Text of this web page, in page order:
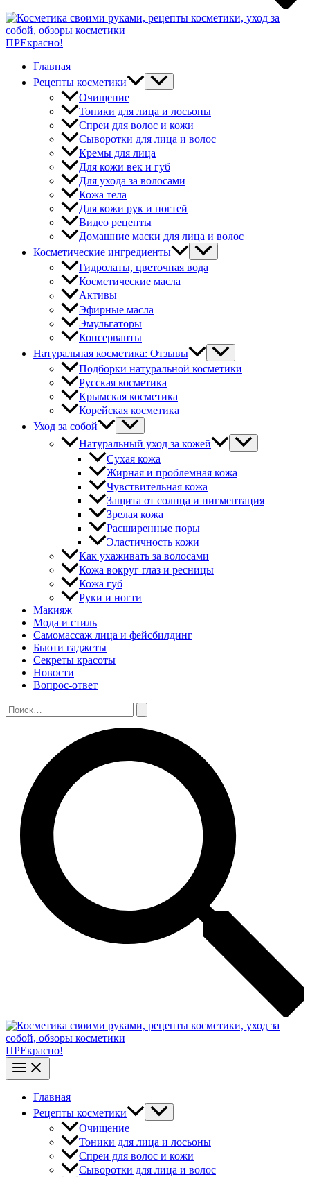
ПРЕкрасно!
Главная
Рецепты косметики
Очищение
Тоники для лица и лосьоны
Спреи для волос и кожи
Сыворотки для лица и волос
Кремы для лица
Для кожи век и губ
Для ухода за волосами
Кожа тела
Для кожи рук и ногтей
Видео рецепты
Домашние маски для лица и волос
Косметические ингредиенты
Гидролаты, цветочная вода
Косметические масла
Активы
Эфирные масла
Эмульгаторы
Консерванты
Натуральная косметика: Отзывы
Подборки натуральной косметики
Русская косметика
Крымская косметика
Корейская косметика
Уход за собой
Натуральный уход за кожей
Сухая кожа
Жирная и проблемная кожа
Чувствительная кожа
Защита от солнца и пигментация
Зрелая кожа
Расширенные поры
Эластичность кожи
Как ухаживать за волосами
Кожа вокруг глаз и ресницы
Кожа губ
Руки и ногти
Макияж
Мода и стиль
Самомассаж лица и фейсбилдинг
Бьюти гаджеты
Секреты красоты
Новости
Вопрос-ответ
Поиск:
ПРЕкрасно!
Главная
Рецепты косметики
Очищение
Тоники для лица и лосьоны
Спреи для волос и кожи
Сыворотки для лица и волос